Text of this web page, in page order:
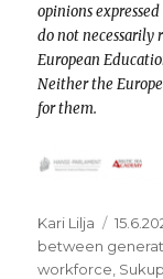
opinions
do not necessarily
European
Neither the
for them.
Kirjoittaja
Kari Lilja
between
workforce